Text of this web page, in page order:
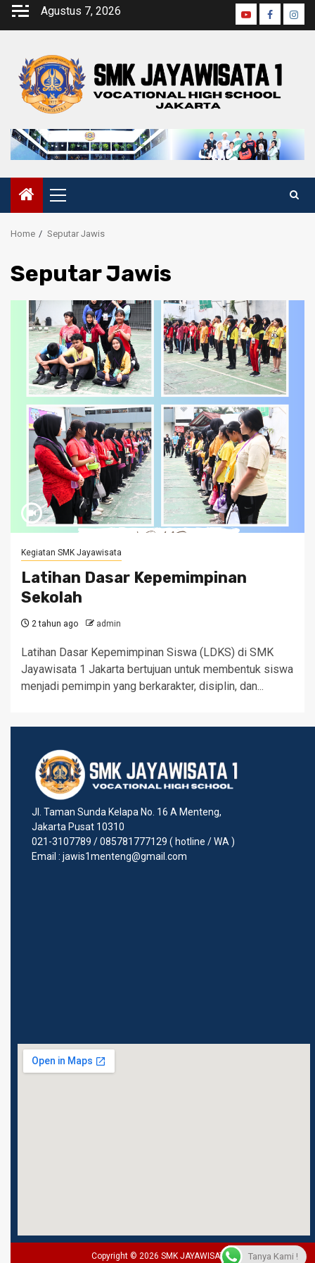
Agustus 7, 2026
Home Seputar Jawis
Seputar Jawis
Kegiatan SMK Jayawisata
Latihan Dasar Kepemimpinan
Sekolah
2 tahun ago admin
Latihan Dasar Kepemimpinan Siswa (LDKS) di SMK
Jayawisata 1 Jakarta bertujuan untuk membentuk siswa
menjadi pemimpin yang berkarakter, disiplin, dan...
Jl. Taman Sunda Kelapa No. 16 A Menteng,
Jakarta Pusat 10310
021-3107789 / 085781777129 ( hotline / WA )
Email : jawis1menteng@gmail.com
Copyright © 2026 SMK JAYAWISATA 1 Tanya Kami !